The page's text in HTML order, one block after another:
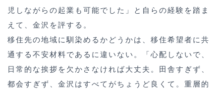
児しながらの起業も可能でした」と自らの経験を踏ま
えて、金沢を評する。
移住先の地域に馴染めるかどうかは、移住希望者に共
通する不安材料であるに違いない。「心配しないで、
日常的な挨拶を欠かさなければ大丈夫。田舎すぎず、
都会すぎず、金沢はすべてがちょうど良くて。重層的